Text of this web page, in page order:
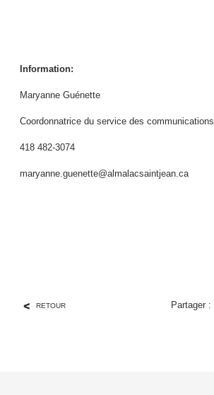
Information:
Maryanne Guénette
Coordonnatrice du service des communications
418 482-3074
maryanne.guenette@almalacsaintjean.ca
RETOUR Partager :